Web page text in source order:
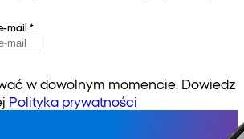
mail *
w dowolnym momencie. Dowiedz
Polityka prywatności